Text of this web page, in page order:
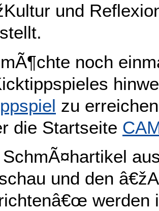
und
noch
zu
die Startseite
und den
werden